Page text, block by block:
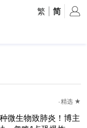
繁 简
精选 ★
微生物致肺炎！博主